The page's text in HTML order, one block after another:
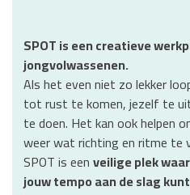
SPOT is een creatieve
jongvolwassenen.
Als het even niet zo lekker
tot rust te komen, jezelf te
te doen. Het kan ook helpen
weer wat richting en ritme te
SPOT is eenveilige plek
jouw tempo aan de slag kunt